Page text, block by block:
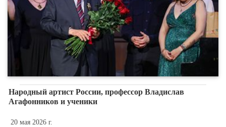
Народный артист России, профессор Владислав
Агафонников и ученики
20 мая 2026 г.